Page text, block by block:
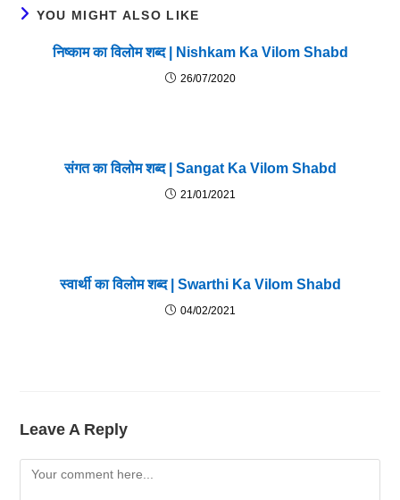
YOU MIGHT ALSO LIKE
निष्काम का विलोम शब्द | Nishkam Ka Vilom Shabd
26/07/2020
संगत का विलोम शब्द | Sangat Ka Vilom Shabd
21/01/2021
स्वार्थी का विलोम शब्द | Swarthi Ka Vilom Shabd
04/02/2021
Leave A Reply
Comment